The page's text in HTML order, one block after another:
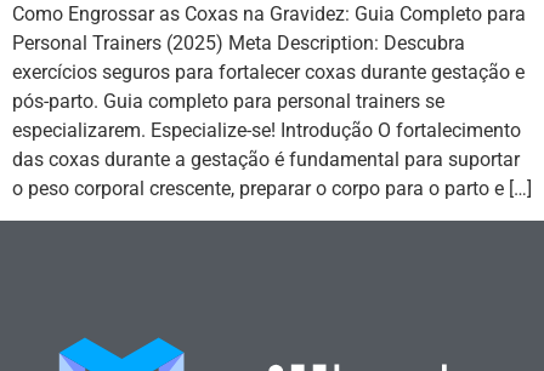
Como Engrossar as Coxas na Gravidez: Guia Completo para
Personal Trainers (2025) Meta Description: Descubra
exercícios seguros para fortalecer coxas durante gestação e
pós-parto. Guia completo para personal trainers se
especializarem. Especialize-se! Introdução O fortalecimento
das coxas durante a gestação é fundamental para suportar
o peso corporal crescente, preparar o corpo para o parto e […]